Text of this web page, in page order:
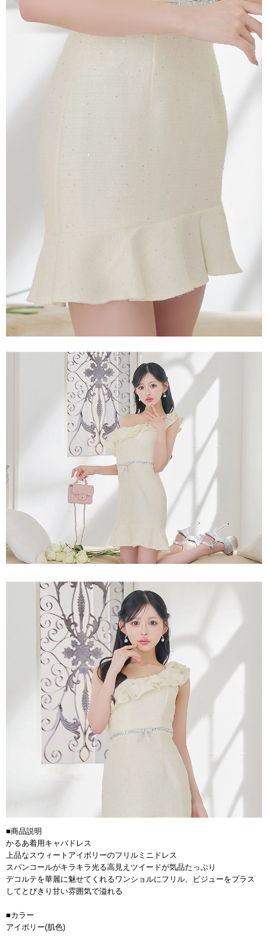
■商品説明
かるあ着用キャバドレス
上品なスウィートアイボリーのフリルミニドレス
スパンコールがキラキラ光る高見えツイードが気品たっぷり
デコルテを華麗に魅せてくれるワンショルにフリル、ビジューをプラス
してとびきり甘い雰囲気で溢れる
■カラー
アイボリー(肌色)